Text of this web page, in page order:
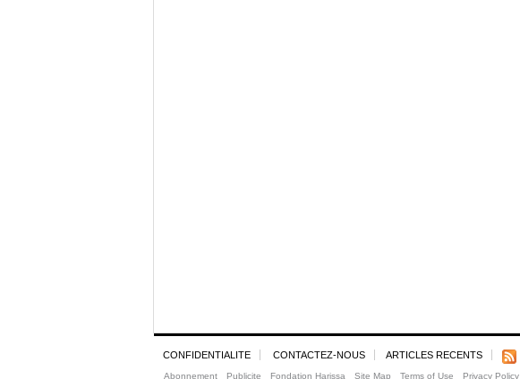
CONFIDENTIALITE CONTACTEZ-NOUS ARTICLES RECENTS
Abonnement Publicite Fondation Harissa Site Map Terms of Use Privacy Policy